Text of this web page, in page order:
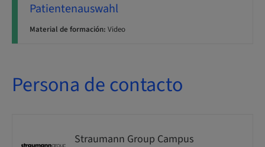
Patientenauswahl
Material de formación: Video
Persona de contacto
Straumann Group Campus